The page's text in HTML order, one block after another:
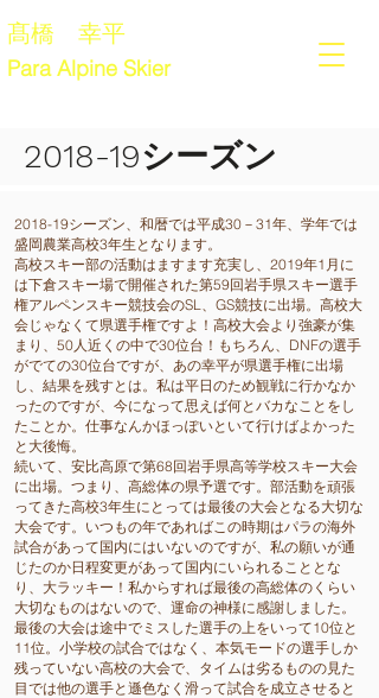
髙橋 幸平
Para Alpine Skier
​2018-19シーズン
2018-19シーズン、和暦では平成30－31年、学年では
盛岡農業高校3年生となります。
高校スキー部の活動はますます充実し、2019年1月に
は下倉スキー場で開催された第59回岩手県スキー選手
権アルペンスキー競技会のSL、GS競技に出場。高校大
会じゃなくて県選手権ですよ！高校大会より強豪が集
まり、50人近くの中で30位台！もちろん、DNFの選手
がでての30位台ですが、あの幸平が県選手権に出場
し、結果を残すとは。私は平日のため観戦に行かなか
ったのですが、今になって思えば何とバカなことをし
たことか。仕事なんかほっぽいといて行けばよかった
と大後悔。
続いて、安比高原で第68回岩手県高等学校スキー大会
に出場。つまり、高総体の県予選です。部活動を頑張
ってきた高校3年生にとっては最後の大会となる大切な
大会です。いつもの年であればこの時期はパラの海外
試合があって国内にはいないのですが、私の願いが通
じたのか日程変更があって国内にいられることとな
り、大ラッキー！私からすれば最後の高総体のくらい
大切なものはないので、運命の神様に感謝しました。
最後の大会は途中でミスした選手の上をいって10位と
11位。小学校の試合ではなく、本気モードの選手しか
残っていない高校の大会で、タイムは劣るものの見た
目では他の選手と遜色なく滑って試合を成立させると